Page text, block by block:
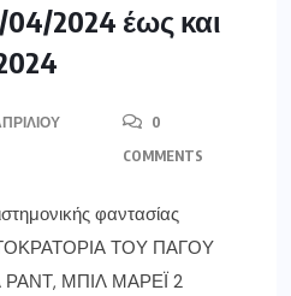
2024 έως και
0
COMMENTS
φαντασίας
ΤΟΥ ΠΑΓΟΥ
ΡΑΝΤ, ΜΠΙΛ ΜΑΡΕΪ 2